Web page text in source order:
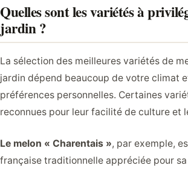
Quelles sont les variétés à
jardin ?
La sélection des meilleures variétés de
jardin dépend beaucoup de votre climat
préférences personnelles. Certaines
reconnues pour leur facilité de culture et
Le melon « Charentais », par exemple,
française traditionnelle appréciée pour